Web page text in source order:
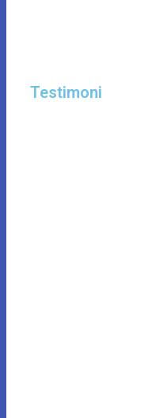
Testimoni